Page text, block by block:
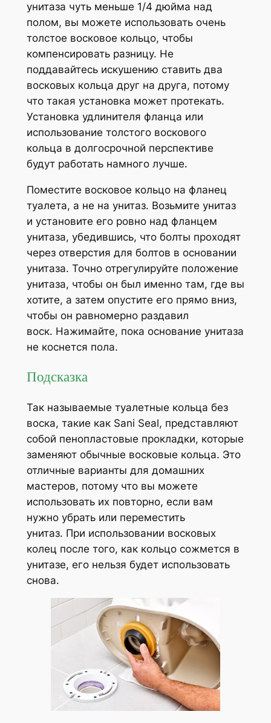
унитаза чуть меньше 1/4 дюйма над
полом, вы можете использовать очень
толстое восковое кольцо, чтобы
компенсировать разницу. Не
поддавайтесь искушению ставить два
восковых кольца друг на друга, потому
что такая установка может протекать.
Установка удлинителя фланца или
использование толстого воскового
кольца в долгосрочной перспективе
будут работать намного лучше.
Поместите восковое кольцо на фланец
туалета, а не на унитаз. Возьмите унитаз
и установите его ровно над фланцем
унитаза, убедившись, что болты проходят
через отверстия для болтов в основании
унитаза. Точно отрегулируйте положение
унитаза, чтобы он был именно там, где вы
хотите, а затем опустите его прямо вниз,
чтобы он равномерно раздавил
воск. Нажимайте, пока основание унитаза
не коснется пола.
Подсказка
Так называемые туалетные кольца без
воска, такие как Sani Seal, представляют
собой пенопластовые прокладки, которые
заменяют обычные восковые кольца. Это
отличные варианты для домашних
мастеров, потому что вы можете
использовать их повторно, если вам
нужно убрать или переместить
унитаз. При использовании восковых
колец после того, как кольцо сожмется в
унитазе, его нельзя будет использовать
снова.